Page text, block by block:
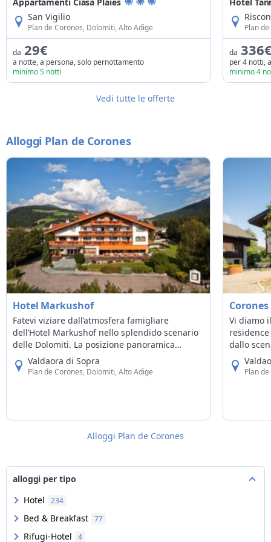
Appartamenti Ciasa Plaies
San Vigilio
Plan de Corones, Dolomiti, Alto Adige
da 29€
a notte, a persona, solo pernottamento
minimo 5 notti
Hotel
Plan
da
per 4 notti,
minimo 4
Vedi tutte le offerte
Alloggi Plan de Corones
Hotel Markushof
Fatevi viziare dall’atmosfera famigliare
dell’Hotel Markushof nello splendido scenario
delle Dolomiti. La posizione panoramica
dell’albergo, la sua terrazza solarium, il
grande prato, gli accoglienti salottini e la
Valdaora di Sopra
Plan de Corones, Dolomiti, Alto Adige
Vi diamo
dallo
piedi di
Plan
Alloggi Plan de Corones
alloggi per tipo
Hotel
234
Bed & Breakfast 77
Rifugi-Hotel 4